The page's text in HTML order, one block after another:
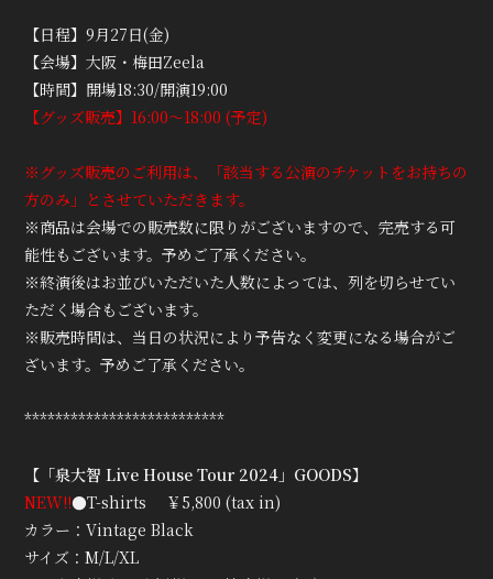
【日程】9月27日(金)
【会場】大阪・梅田Zeela
【時間】開場18:30/開演19:00
【グッズ販売】16:00～18:00 (予定)
※グッズ販売のご利用は、「該当する公演のチケットをお持ちの
方のみ」とさせていただきます。
※商品は会場での販売数に限りがございますので、完売する可
能性もございます。予めご了承ください。
※終演後はお並びいただいた人数によっては、列を切らせてい
ただく場合もございます。
※販売時間は、当日の状況により予告なく変更になる場合がご
ざいます。予めご了承ください。
**************************
【「泉大智 Live House Tour 2024」GOODS】
NEW!!●T-shirts ￥5,800 (tax in)
カラー：Vintage Black
サイズ：M/L/XL